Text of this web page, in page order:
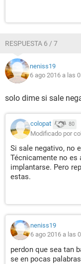
RESPUESTA 6 / 7
neniss19
6 ago 2016 a las
solo dime si sale
colopat 80
Modificado por
Si sale negativo, no
Técnicamente no es
implantarse. Pero
estas.
neniss19
6 ago 2016 a las
perdon que sea tan
se en pocas